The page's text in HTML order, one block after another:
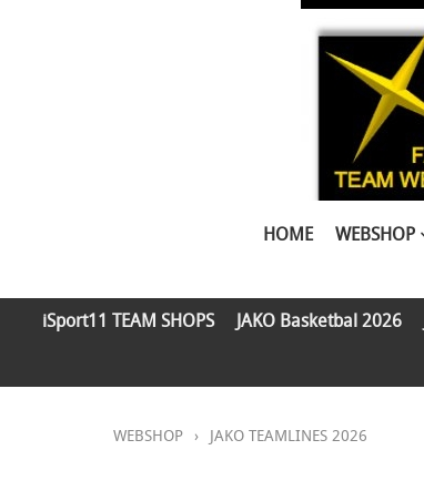
HOME WEBSHOP
iSport11 TEAM SHOPS
JAKO Basketbal 2026
WEBSHOP › JAKO TEAMLINES 2026